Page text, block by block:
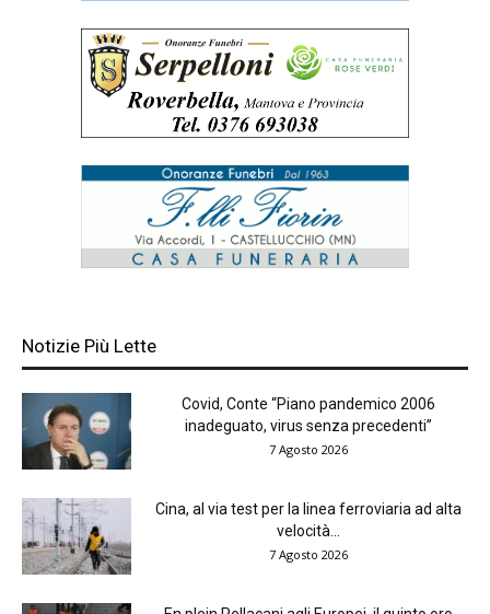
Notizie Più Lette
Covid, Conte “Piano pandemico 2006
inadeguato, virus senza precedenti”
7 Agosto 2026
Cina, al via test per la linea ferroviaria ad alta
velocità...
7 Agosto 2026